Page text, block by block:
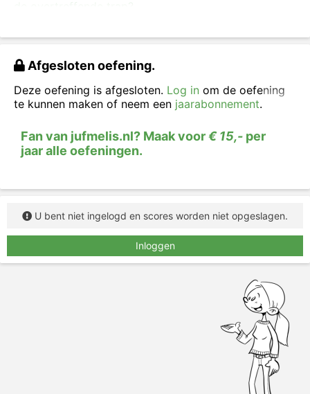
Sleep het juiste woord naar de juiste plaats.
Afgesloten oefening.
Deze oefening is afgesloten. Log in om de oefening
te kunnen maken of neem een jaarabonnement.
Fan van jufmelis.nl? Maak voor€ 15,- per
jaar alle oefeningen.
U bent niet ingelogd en scores worden niet opgeslagen.
Inloggen